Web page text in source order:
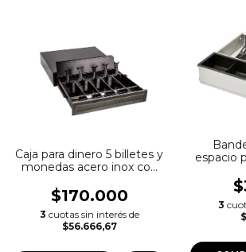
Caja para dinero 5 billetes y
monedas acero inox con
$170.000
3 cuotas sin interés de
$56.666,67
espacio
3